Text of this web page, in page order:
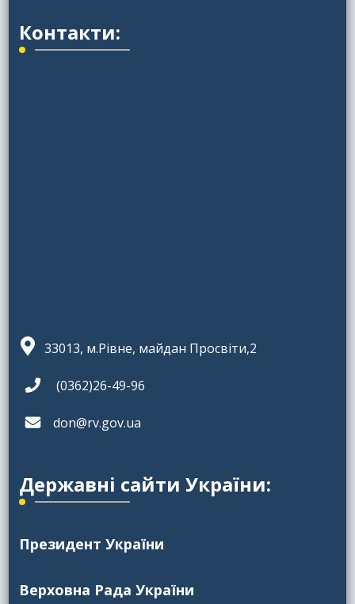
Контакти:
33013, м.Рівне, майдан Просвіти,2
(0362)26-49-96
don@rv.gov.ua
Державні сайти України:
Президент України
Верховна Рада України